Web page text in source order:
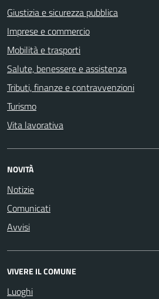
Giustizia e sicurezza pubblica
Imprese e commercio
Mobilità e trasporti
Salute, benessere e assistenza
Tributi, finanze e contravvenzioni
Turismo
Vita lavorativa
NOVITÀ
Notizie
Comunicati
Avvisi
VIVERE IL COMUNE
Luoghi